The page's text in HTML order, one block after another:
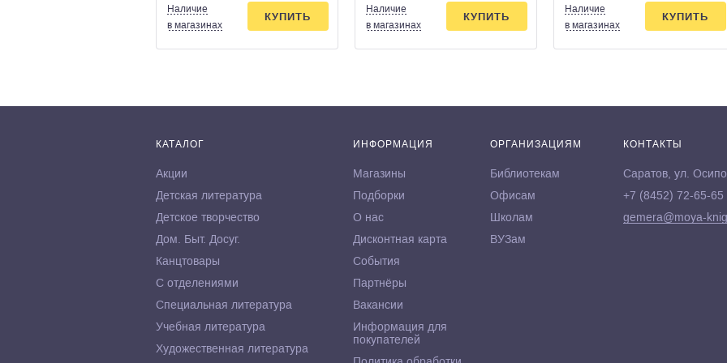
Наличие
в магазинах
КУПИТЬ
Наличие
в магазинах
КУПИТЬ
Наличие
в магазинах
КУПИТЬ
КАТАЛОГ
Акции
Детская литература
Детское творчество
Дом. Быт. Досуг.
Канцтовары
С отделениями
Специальная литература
Учебная литература
Художественная литература
ИНФОРМАЦИЯ
Магазины
Подборки
О нас
Дисконтная карта
События
Партнёры
Вакансии
Информация для
покупателей
ОРГАНИЗАЦИЯМ
Библиотекам
Офисам
Школам
ВУЗам
КОНТАКТЫ
Саратов, ул.
+7 (8452) 72-65-65
gemera@moya-